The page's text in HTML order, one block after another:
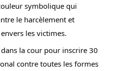
symbolique qui
le harcèlement et
les victimes.
la cour pour inscrire 30
contre toutes les formes